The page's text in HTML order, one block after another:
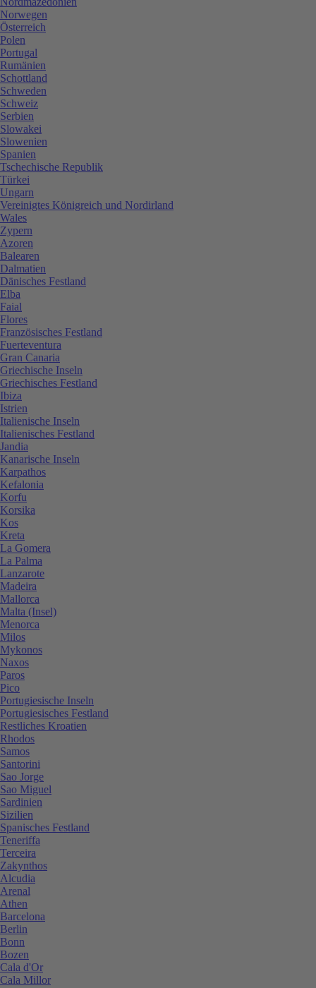
Norwegen
Österreich
Polen
Portugal
Rumänien
Schottland
Schweden
Schweiz
Serbien
Slowakei
Slowenien
Spanien
Tschechische Republik
Türkei
Ungarn
Vereinigtes Königreich und Nordirland
Wales
Zypern
Azoren
Balearen
Dalmatien
Dänisches Festland
Elba
Faial
Flores
Französisches Festland
Fuerteventura
Gran Canaria
Griechische Inseln
Griechisches Festland
Ibiza
Istrien
Italienische Inseln
Italienisches Festland
Jandia
Kanarische Inseln
Karpathos
Kefalonia
Korfu
Korsika
Kos
Kreta
La Gomera
La Palma
Lanzarote
Madeira
Mallorca
Malta (Insel)
Menorca
Milos
Mykonos
Naxos
Paros
Pico
Portugiesische Inseln
Portugiesisches Festland
Restliches Kroatien
Rhodos
Samos
Santorini
Sao Jorge
Sao Miguel
Sardinien
Sizilien
Spanisches Festland
Teneriffa
Terceira
Zakynthos
Alcudia
Arenal
Athen
Barcelona
Berlin
Bonn
Bozen
Cala d'Or
Cala Millor